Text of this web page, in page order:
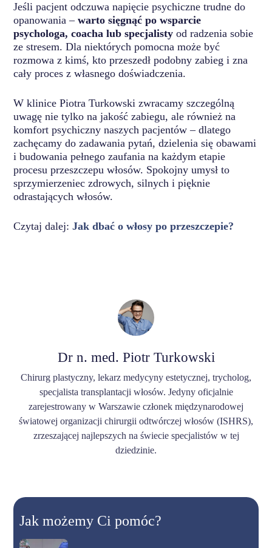
Jeśli pacjent odczuwa napięcie psychiczne trudne do
opanowania –warto sięgnąć po wsparcie
psychologa, coacha lub specjalistyod radzenia sobie
ze stresem. Dla niektórych pomocna może być
rozmowa z kimś, kto przeszedł podobny zabieg i zna
cały proces z własnego doświadczenia.
W klinice Piotra Turkowski zwracamy szczególną
uwagę nie tylko na jakość zabiegu, ale również na
komfort psychiczny naszych pacjentów – dlatego
zachęcamy do zadawania pytań, dzielenia się obawami
i budowania pełnego zaufania na każdym etapie
procesu przeszczepu włosów. Spokojny umysł to
sprzymierzeniec zdrowych, silnych i pięknie
odrastających włosów.
Czytaj dalej:Jak dbać o włosy po przeszczepie?
Dr n. med. Piotr Turkowski
Chirurg plastyczny, lekarz medycyny estetycznej, trycholog,
specjalista transplantacji włosów. Jedyny oficjalnie
zarejestrowany w Warszawie członek międzynarodowej
światowej organizacji chirurgii odtwórczej włosów (ISHRS),
zrzeszającej najlepszych na świecie specjalistów w tej
dziedzinie.
Jak możemy Ci pomóc?